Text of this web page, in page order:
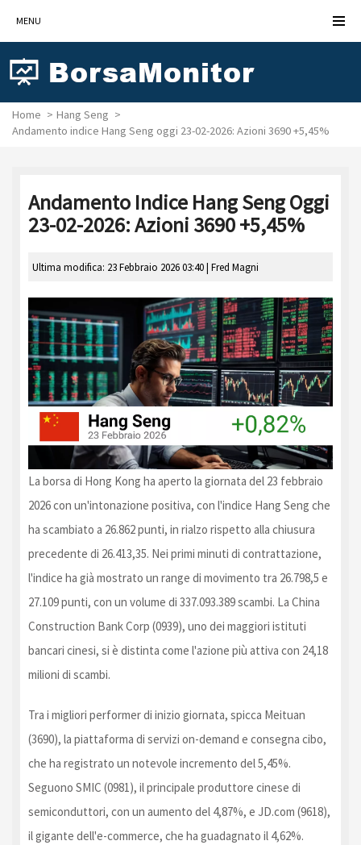
MENU
Home
Hang Seng
Andamento indice Hang Seng oggi 23-02-2026: Azioni 3690 +5,45%
Andamento Indice Hang Seng Oggi
23-02-2026: Azioni 3690 +5,45%
Ultima modifica: 23 Febbraio 2026 03:40 | Fred Magni
La borsa di Hong Kong ha aperto la giornata del 23 febbraio
2026 con un'intonazione positiva, con l'indice Hang Seng che
ha scambiato a 26.862 punti, in rialzo rispetto alla chiusura
precedente di 26.413,35. Nei primi minuti di contrattazione,
l'indice ha già mostrato un range di movimento tra 26.798,5 e
27.109 punti, con un volume di 337.093.389 scambi. La China
Construction Bank Corp (0939), uno dei maggiori istituti
bancari cinesi, si è distinta come l'azione più attiva con 24,18
milioni di scambi.
Tra i migliori performer di inizio giornata, spicca Meituan
(3690), la piattaforma di servizi on-demand e consegna cibo,
che ha registrato un notevole incremento del 5,45%.
Seguono SMIC (0981), il principale produttore cinese di
semiconduttori, con un aumento del 4,87%, e JD.com (9618),
il gigante dell'e-commerce, che ha guadagnato il 4,62%.